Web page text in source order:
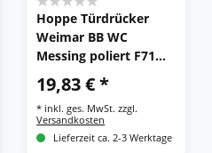
Hoppe Türdrücker
Weimar BB WC
Messing poliert F71
Türgriff Türklinke
Türbeschlag
19,83 € *
* inkl. ges. MwSt. zzgl.
Versandkosten
Lieferzeit ca. 2-3 Werktage